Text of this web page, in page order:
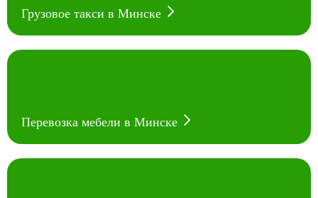
Грузовое такси в Минске
Перевозка мебели в Минске